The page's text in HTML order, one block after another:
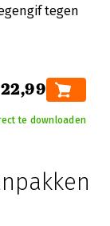
tegen
te downloaden